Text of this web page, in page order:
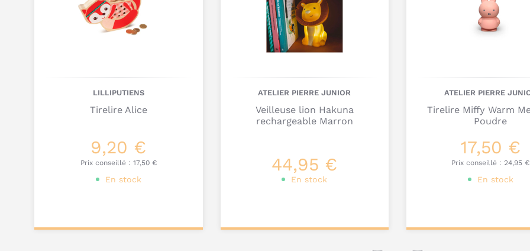
LILLIPUTIENS
Tirelire Alice
9,20 €
Prix conseillé : 17,50 €
En stock
ATELIER PIERRE JUNIOR
Veilleuse lion Hakuna
rechargeable Marron
44,95 €
En stock
ATELIER PIERRE
Tirelire Miffy Warm
Poudre
17,50 €
Prix conseillé : 24,95 €
En stock